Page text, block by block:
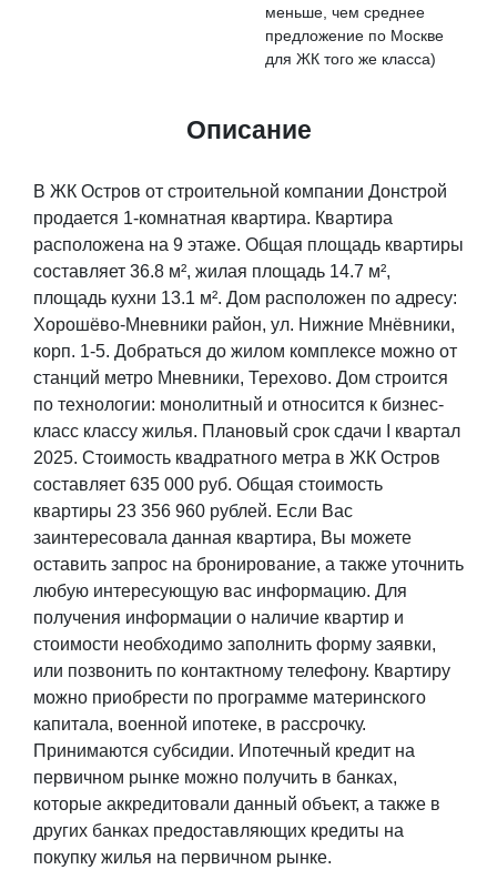
меньше , чем среднее
предложение по Москве
для ЖК того же класса)
Описание
В ЖК Остров от строительной компании Донстрой
продается 1-комнатная квартира. Квартира
расположена на 9 этаже. Общая площадь квартиры
составляет 36.8 м², жилая площадь 14.7 м²,
площадь кухни 13.1 м². Дом расположен по адресу:
Хорошёво-Мневники район, ул. Нижние Мнёвники,
корп. 1-5. Добраться до жилом комплексе можно от
станций метро Мневники, Терехово. Дом строится
по технологии: монолитный и относится к бизнес-
класс классу жилья. Плановый срок сдачи I квартал
2025. Стоимость квадратного метра в ЖК Остров
составляет 635 000 руб. Общая стоимость
квартиры 23 356 960 рублей. Если Вас
заинтересовала данная квартира, Вы можете
оставить запрос на бронирование, а также уточнить
любую интересующую вас информацию. Для
получения информации о наличие квартир и
стоимости необходимо заполнить форму заявки,
или позвонить по контактному телефону. Квартиру
можно приобрести по программе материнского
капитала, военной ипотеке, в рассрочку.
Принимаются субсидии. Ипотечный кредит на
первичном рынке можно получить в банках,
которые аккредитовали данный объект, а также в
других банках предоставляющих кредиты на
покупку жилья на первичном рынке.